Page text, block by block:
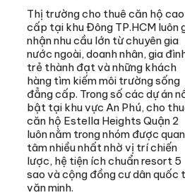
Thị trường cho thuê căn hộ cao
cấp tại khu Đông TP.HCM luôn
nhận nhu cầu lớn từ chuyên gia
nước ngoài, doanh nhân, gia
trẻ thành đạt và những khách
hàng tìm kiếm môi trường sống
đẳng cấp. Trong số các dự án
bật tại khu vực An Phú, cho
căn hộ Estella Heights Quận 2
luôn nằm trong nhóm được quan
tâm nhiều nhất nhờ vị trí chiến
lược, hệ tiện ích chuẩn resort 5
sao và cộng đồng cư dân quốc
văn minh.